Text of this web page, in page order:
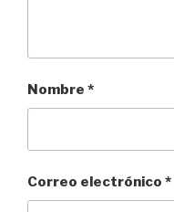
Nombre *
Correo electrónico *